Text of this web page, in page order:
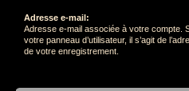
Adresse e-mail:
Adresse e-mail associée à votre compte.
votre panneau d’utilisateur, il s’agit de
de votre enregistrement.